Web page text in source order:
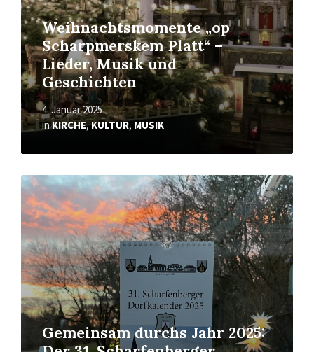
Weihnachtsmomente „op
Scharpmerskem Platt“ –
Lieder, Musik und
Geschichten
4. Januar 2025
inKIRCHE,KULTUR, MUSIK
Gemeinsam durchs Jahr 2025:
Mehr
erfahren